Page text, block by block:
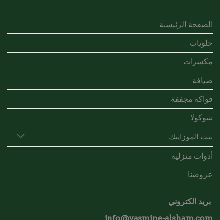
الصفحة الرئيسية
حلويات
مكسرات
ضيافة
فواكه مجففة
شوكولا
بيت الموزاييك
أدوات منزلية
عروضنا
بريد الكتروني
info@yasmine-alsham.com